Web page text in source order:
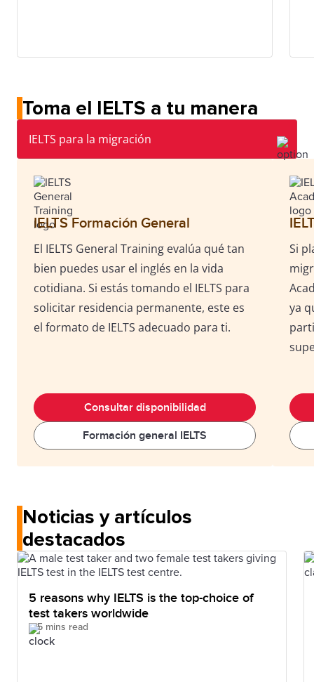
Toma el IELTS a tu manera
IELTS Formación General
El IELTS General Training evalúa qué tan
bien puedes usar el inglés en la vida
cotidiana. Si estás tomando el IELTS para
solicitar residencia permanente, este es
el formato de IELTS adecuado para ti.
Consultar disponibilidad
Formación general IELTS
Si
ya
Noticias y artículos
destacados
5 reasons why IELTS is the top-choice of
test takers worldwide
5 mins read